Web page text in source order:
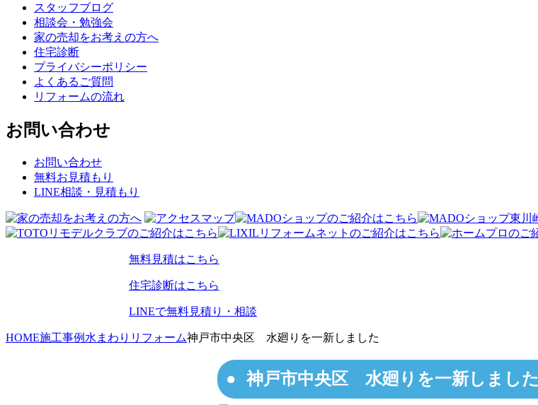
スタッフブログ
相談会・勉強会
家の売却をお考えの方へ
住宅診断
プライバシーポリシー
よくあるご質問
リフォームの流れ
お問い合わせ
お問い合わせ
無料お見積もり
LINE相談・見積もり
無料見積はこちら
住宅診断はこちら
LINEで無料見積り・相談
HOME施工事例 水まわりリフォーム神戸市中央区 水廻りを一新しました
神戸市中央区 水廻りを一新しました